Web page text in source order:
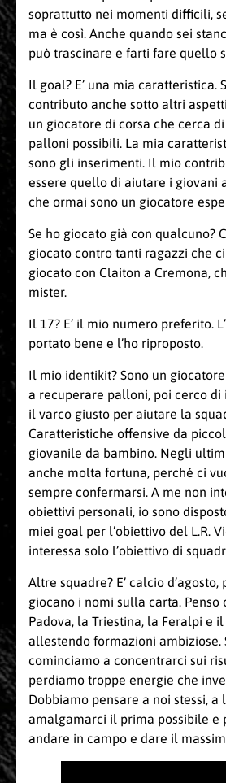
soprattutto nei momenti difficili,
ma è così. Anche quando sei
può trascinare e farti fare quello
Il goal? E’ una mia caratteristica.
contributo anche sotto altri
un giocatore di corsa che cerca
palloni possibili. La mia
sono gli inserimenti. Il mio
essere quello di aiutare i giovani
che ormai sono un giocatore
Se ho giocato già con qualcuno?
giocato contro tanti ragazzi che
giocato con Claiton a Cremona,
mister.
Il 17? E’ il mio numero preferito.
portato bene e l’ho riproposto.
Il mio identikit? Sono un
a recuperare palloni, poi cerco di
il varco giusto per aiutare la
Caratteristiche offensive da
giovanile da bambino. Negli
anche molta fortuna, perché ci
sempre confermarsi. A me non
obiettivi personali, io sono
miei goal per l’obiettivo del L.R.
interessa solo l’obiettivo di
Altre squadre? E’ calcio
giocano i nomi sulla carta. Penso
Padova, la Triestina, la Feralpi e
allestendo formazioni ambiziose.
cominciamo a concentrarci sui
perdiamo troppe energie che
Dobbiamo pensare a noi stessi, a
amalgamarci il prima possibile e
andare in campo e dare il